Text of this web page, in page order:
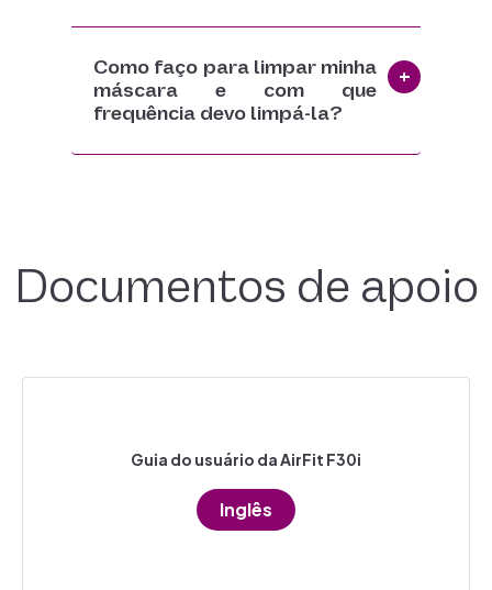
Como faço para limpar minha
máscara e com que
frequência devo limpá-la?
Documentos de apoio
Guia do usuário da AirFit F30i
Inglês